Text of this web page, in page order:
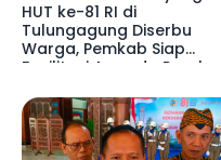
HUT ke-81 RI di
Tulungagung Diserbu
Warga, Pemkab Siap
Fasilitasi Armada Perahu